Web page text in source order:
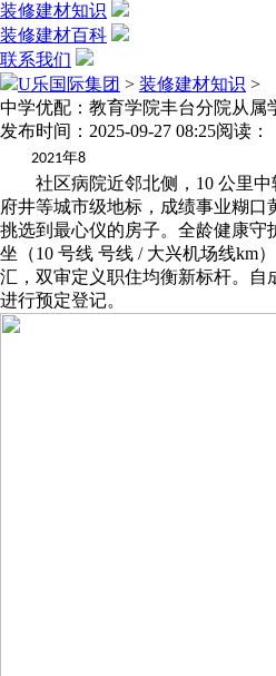
装修建材知识
装修建材百科
联系我们
U乐国际集团 > 装修建材知识 >
中学优配：教育学院丰台分院从属
发布时间：2025-09-27 08:25阅读：
2021年8
社区病院近邻北侧，10 公里中
府井等城市级地标，成绩事业糊
挑选到最心仪的房子。全龄健康守
坐（10 号线 号线 / 大兴机场线km
汇，双审定义职住均衡新标杆。自
进行预定登记。